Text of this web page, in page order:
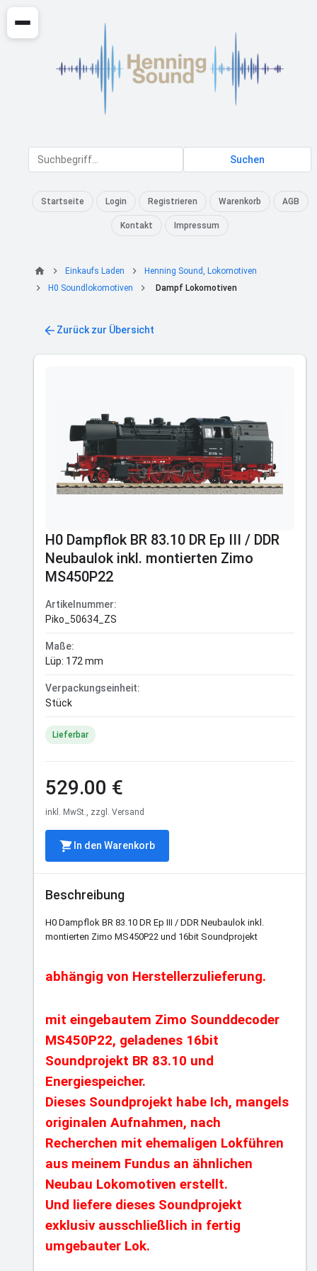
Suchen
Startseite Login Registrieren Warenkorb AGB
Kontakt Impressum
Einkaufs Laden
Henning Sound, Lokomotiven
H0 Soundlokomotiven
Dampf Lokomotiven
Zurück zur Übersicht
H0 Dampflok BR 83.10 DR Ep III / DDR
Neubaulok inkl. montierten Zimo
MS450P22
Artikelnummer:
Piko_50634_ZS
Maße:
Lüp: 172 mm
Verpackungseinheit:
Stück
Lieferbar
529.00 €
inkl. MwSt., zzgl. Versand
In den Warenkorb
Beschreibung
H0 Dampflok BR 83.10 DR Ep III / DDR Neubaulok inkl.
montierten Zimo MS450P22 und 16bit Soundprojekt
abhängig von Herstellerzulieferung.
mit eingebautem Zimo Sounddecoder
MS450P22, geladenes 16bit
Soundprojekt BR 83.10 und
Energiespeicher.
Dieses Soundprojekt habe Ich, mangels
originalen Aufnahmen, nach
Recherchen mit ehemaligen Lokführen
aus meinem Fundus an ähnlichen
Neubau Lokomotiven erstellt.
Und liefere dieses Soundprojekt
exklusiv ausschließlich in fertig
umgebauter Lok.